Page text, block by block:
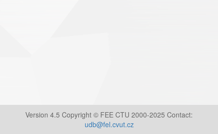
Version 4.5 Copyright © FEE CTU 2000-2025 Contact:
udb@fel.cvut.cz